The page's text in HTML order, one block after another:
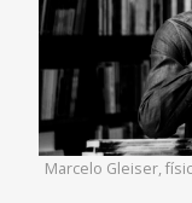
Marcelo Gleiser,